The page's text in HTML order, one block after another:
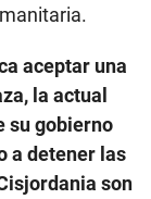
aceptar una
la actual
su gobierno
a detener las
son